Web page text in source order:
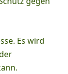
Es wird